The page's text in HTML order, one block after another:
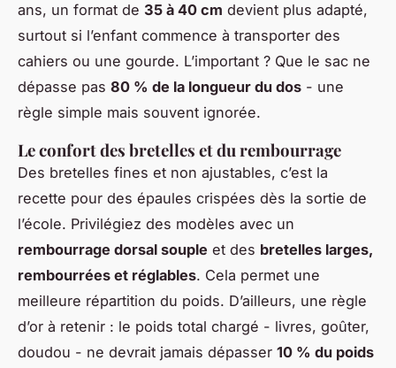
ans, un format de 35 à 40 cm devient plus adapté,
surtout si l’enfant commence à transporter des
cahiers ou une gourde. L’important ? Que le sac ne
dépasse pas 80 % de la longueur du dos - une
règle simple mais souvent ignorée.
Le confort des bretelles et du rembourrage
Des bretelles fines et non ajustables, c’est la
recette pour des épaules crispées dès la sortie de
l’école. Privilégiez des modèles avec un
rembourrage dorsal souple et des bretelles larges,
rembourrées et réglables. Cela permet une
meilleure répartition du poids. D’ailleurs, une règle
d’or à retenir : le poids total chargé - livres, goûter,
doudou - ne devrait jamais dépasser 10 % du poids